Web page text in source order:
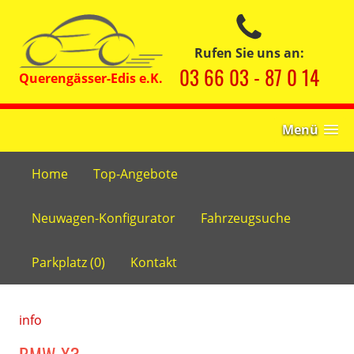
Rufen Sie uns an:
03 66 03 - 87 0 14
Menü
Home Top-Angebote
Neuwagen-Konfigurator Fahrzeugsuche
Parkplatz (0) Kontakt
info